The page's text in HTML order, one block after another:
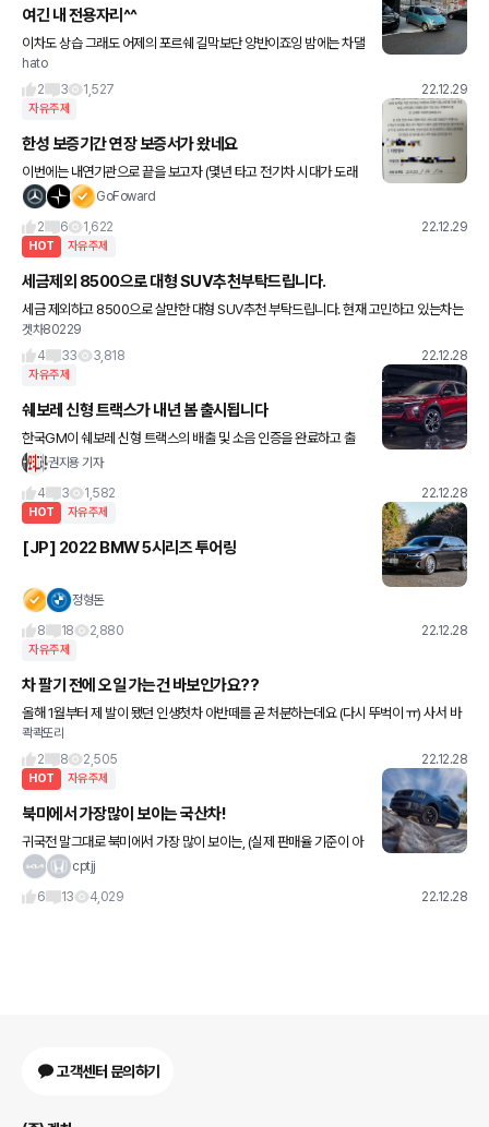
여긴 내 전용자리^^
이차도 상습 그래도 어제의 포르쉐 길막보단 양반이죠잉 밤에는 차댈
곳이 부족하긴 해서 이해는 됩니다만,, 자리가 널널할 때도 그냥 저기
hato
2
3 1,527 22.12.29
자유주제
한성 보증기간 연장 보증서가 왔네요
이번에는 내연기관으로 끝을 보고자 (몇년 타고 전기차 시대가 도래
하면 전기차로 또 가고자..) 이번에는 기필코 6년 이상 타고자 보증기
GoFoward
2
6 1,622 22.12.29
HOT 자유주제
세금제외 8500으로 대형 SUV추천부탁드립니다.
세금 제외하고 8500으로 살만한 대형 SUV추천 부탁드립니다. 현재 고민하고 있는차는
겟차80229
4
33 3,818 22.12.28
자유주제
쉐보레 신형 트랙스가 내년 봄 출시됩니다
한국GM이 쉐보레 신형 트랙스의 배출 및 소음 인증을 완료하고 출
시 준비에 나섰습니다. 크기는 트레일블레이저보다 큰데, 일부 옵션
권지용 기자
4
3 1,582 22.12.28
HOT 자유주제
[JP] 2022 BMW 5시리즈 투어링
정형돈
8
18 2,880 22.12.28
자유주제
차 팔기 전에 오일 가는건 바보인가요??
올해 1월부터 제 발이 됐던 인생첫차 아반떼를 곧 처분하는데요 (다시 뚜벅이 ㅠ) 사서 바
로 소모품류 갈고 그 이후엔 여름에 점검 한번 받은거 말고는 교체한게 없어서 2주일정도
더 탈 동안에 +
콱콱또리
2
8 2,505 22.12.28
HOT 자유주제
북미에서 가장많이 보이는 국산차!
귀국전 말그대로 북미에서 가장 많이 보이는, (실제 판매율 기준이 아
닌 도로에 많이 보이는 신차기준입니다) 차량 재미로 적어볼까 합니
cptjj
6
13 4,029 22.12.28
고객센터 문의하기